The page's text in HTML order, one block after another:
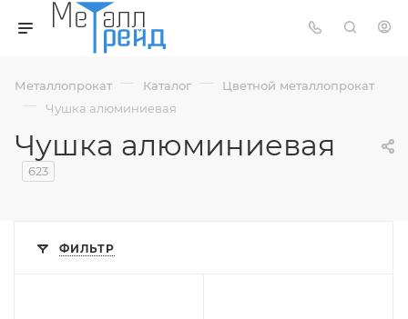
Металлопрокат — Каталог — Цветной металлопрокат
— Чушка алюминиевая
Чушка алюминиевая
623
ФИЛЬТР